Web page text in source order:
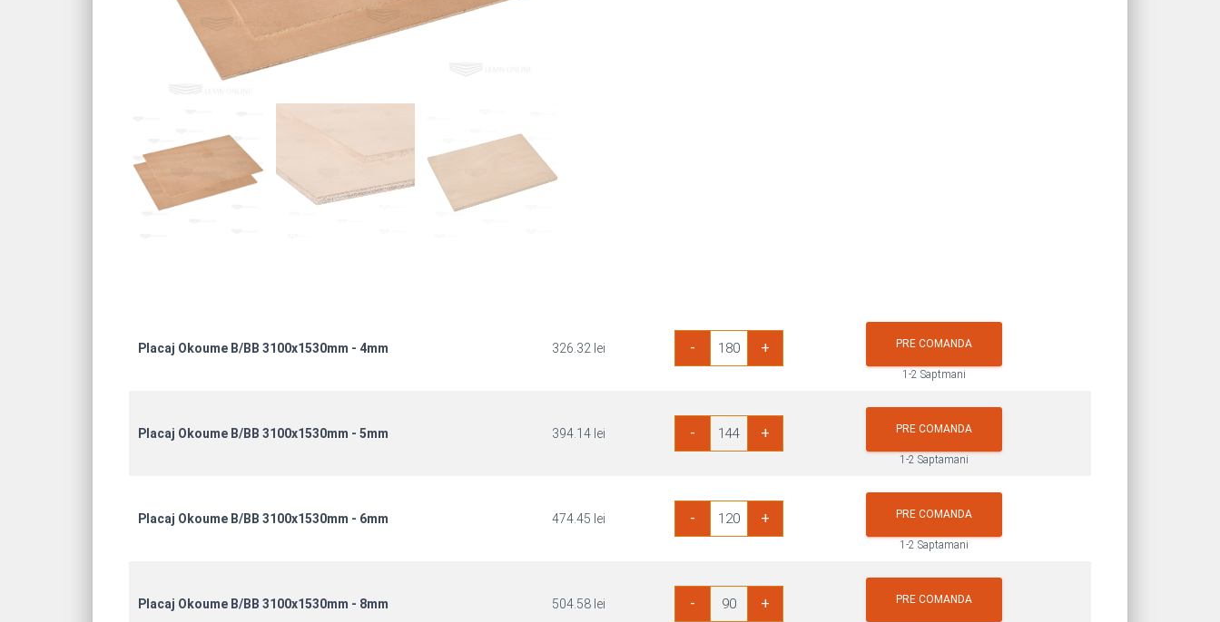
Placaj Okoume B/BB 3100x1530mm - 4mm 326.32 lei -
Placaj
+ PRE COMANDA
1-2 Saptmani
Placaj Okoume B/BB 3100x1530mm - 5mm 394.14 lei -
Placaj
+ PRE COMANDA
1-2 Saptamani
Placaj Okoume B/BB 3100x1530mm - 6mm 474.45 lei -
Placaj
+ PRE COMANDA
1-2 Saptamani
Placaj Okoume B/BB 3100x1530mm - 8mm 504.58 lei -
Placaj
+ PRE COMANDA